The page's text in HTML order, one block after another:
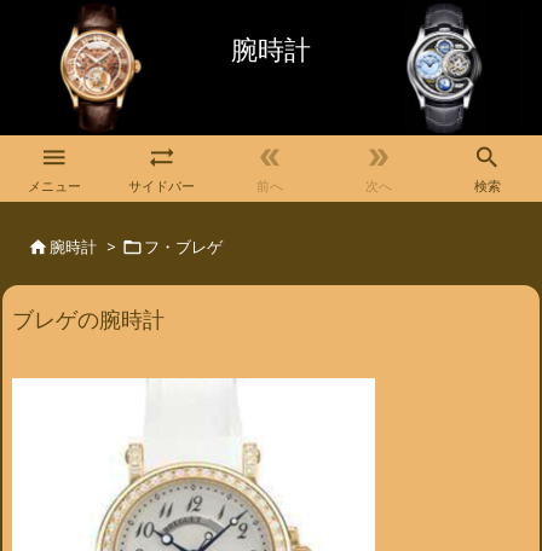
腕時計

メニュー

サイドバー

前へ

次へ

検索
 腕時計 > フ・ブレゲ
ブレゲの腕時計